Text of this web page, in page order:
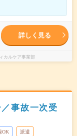
詳しく見る
カルケア事業部
事故一次受
OK 派遣